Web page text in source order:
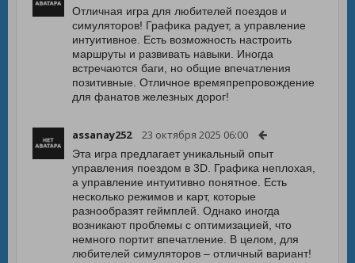
Отличная игра для любителей поездов и
симуляторов! Графика радует, а управление
интуитивное. Есть возможность настроить
маршруты и развивать навыки. Иногда
встречаются баги, но общие впечатления
позитивные. Отличное времяпрепровождение
для фанатов железных дорог!
assanay252 23 октября 2025 06:00
Эта игра предлагает уникальный опыт
управления поездом в 3D. Графика неплохая,
а управление интуитивно понятное. Есть
несколько режимов и карт, которые
разнообразят геймплей. Однако иногда
возникают проблемы с оптимизацией, что
немного портит впечатление. В целом, для
любителей симуляторов – отличный вариант!